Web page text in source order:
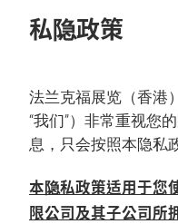
私隐政策
法兰克福展览（香港
“我们”）非常重视您
息，只会按照本隐私
本隐私政策适用于您
限公司及其子公司所